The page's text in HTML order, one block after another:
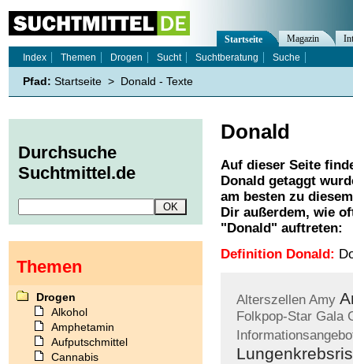
Donald
Auf dieser Seite
Donald getaggt
am besten zu
Dir außerdem, wie
" Donald " auftreten:
Definition Donald:
Alterszellen Amy
Folkpop-Star Gala
Startseite Magazin
Index
Themen Drogen Sucht Suchtberatung Suche
Pfad: Startseite > Donald - Texte
Durchsuche
Suchtmittel.de
Themen
Drogen
Alkohol
Amphetamin
Aufputschmittel
Cannabis